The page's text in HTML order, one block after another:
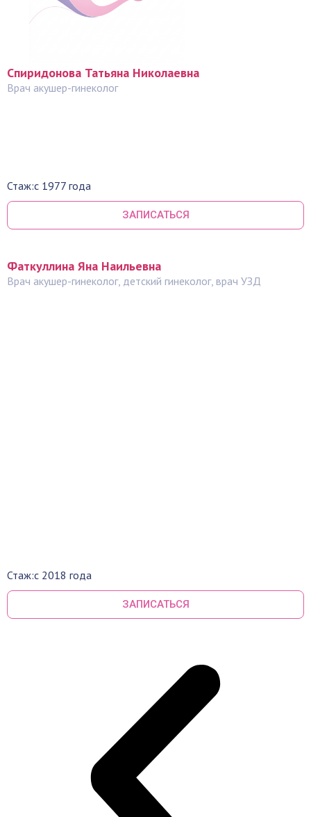
Спиридонова Татьяна Николаевна
Врач акушер-гинеколог
Стаж:с 1977 года
ЗАПИСАТЬСЯ
Фаткуллина Яна Наильевна
Врач акушер-гинеколог, детский гинеколог, врач УЗД
Стаж:с 2018 года
ЗАПИСАТЬСЯ